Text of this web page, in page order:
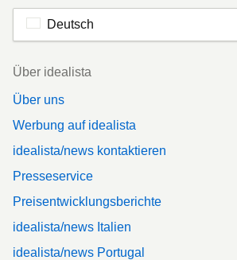
Deutsch
Footer
Über idealista
Über uns
Werbung auf idealista
idealista/news kontaktieren
Presseservice
Preisentwicklungsberichte
idealista/news Italien
idealista/news Portugal